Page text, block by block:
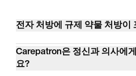
전자 처방에 규제 약물 처방이
네. 전체 EPCS(규제 약물 전자
니다.
Carepatron은 정신과 의사에
요?